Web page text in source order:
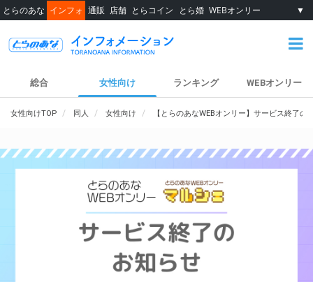
とらのあな インフォ 通販 店舗 とらコイン とら婚 WEBオンリー ▼
総合 女性向け ランキング WEBオンリー
女性向けTOP 同人 女性向け 【とらのあなWEBオンリー】サービス終了の